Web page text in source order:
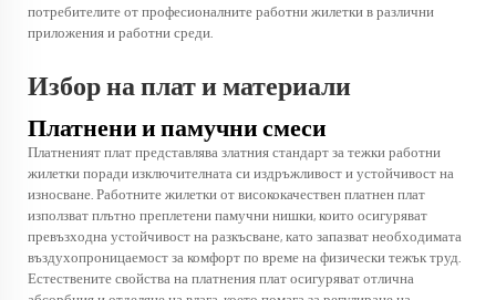
потребителите от професионалните работни жилетки в различни
приложения и работни среди.
Избор на плат и материали
Платнени и памучни смеси
Платненият плат представлява златния стандарт за тежки работни
жилетки поради изключителната си издръжливост и устойчивост на
износване. Работните жилетки от висококачествен платнен плат
използват плътно преплетени памучни нишки, които осигуряват
превъзходна устойчивост на разкъсване, като запазват необходимата
въздухопроницаемост за комфорт по време на физически тежък труд.
Естествените свойства на платнения плат осигуряват отлична